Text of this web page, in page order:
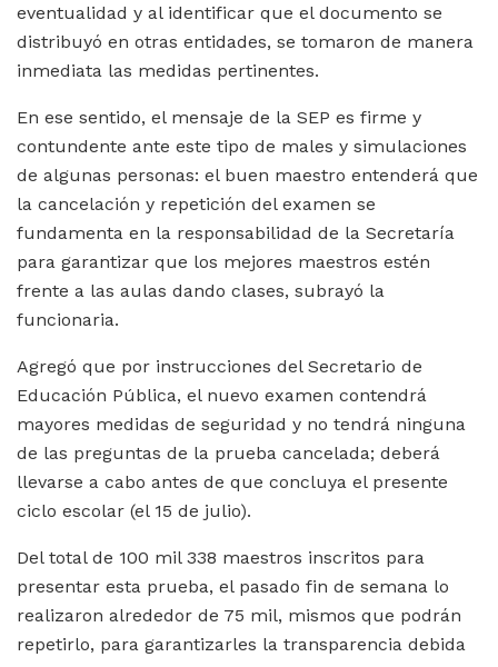
eventualidad y al identificar que el documento se
distribuyó en otras entidades, se tomaron de manera
inmediata las medidas pertinentes.
En ese sentido, el mensaje de la SEP es firme y
contundente ante este tipo de males y simulaciones
de algunas personas: el buen maestro entenderá que
la cancelación y repetición del examen se
fundamenta en la responsabilidad de la Secretaría
para garantizar que los mejores maestros estén
frente a las aulas dando clases, subrayó la
funcionaria.
Agregó que por instrucciones del Secretario de
Educación Pública, el nuevo examen contendrá
mayores medidas de seguridad y no tendrá ninguna
de las preguntas de la prueba cancelada; deberá
llevarse a cabo antes de que concluya el presente
ciclo escolar (el 15 de julio).
Del total de 100 mil 338 maestros inscritos para
presentar esta prueba, el pasado fin de semana lo
realizaron alrededor de 75 mil, mismos que podrán
repetirlo, para garantizarles la transparencia debida